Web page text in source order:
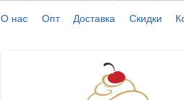
О нас Опт Доставка Скидки